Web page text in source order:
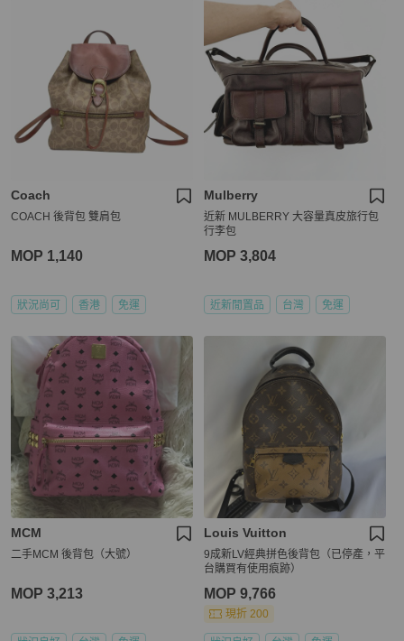
Coach
COACH 後背包 雙肩包
MOP 1,140
狀況尚可 香港 免運
Mulberry
近新 MULBERRY 大容量真皮旅行包
行李包
MOP 3,804
近新閒置品 台灣 免運
MCM
二手MCM 後背包（大號）
MOP 3,213
Louis Vuitton
9成新LV經典拼色後背包（已停產，平
台購買有使用痕跡）
MOP 9,766
現折 200